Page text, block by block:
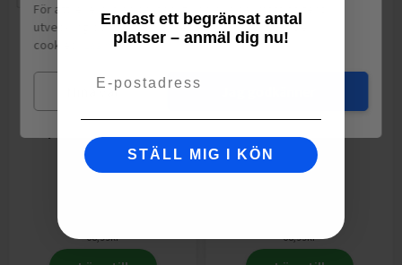
Smokey
Tulip500g
68,99kr
500g
68,99kr
För att leverera en personlig upplevelse, mäta sajtens
utveckling och ha sociala medier-koppling använder vi
cookies.
Läs mer
Mina val
Endast ett begränsat antal
platser – anmäl dig nu!
STÄLL MIG I KÖN